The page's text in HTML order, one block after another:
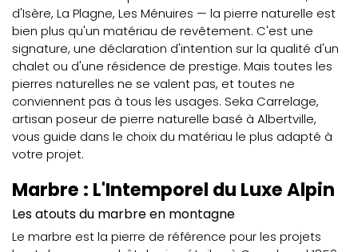
d'Isère, La Plagne, Les Ménuires — la pierre naturelle est
bien plus qu'un matériau de revêtement. C'est une
signature, une déclaration d'intention sur la qualité d'un
chalet ou d'une résidence de prestige. Mais toutes les
pierres naturelles ne se valent pas, et toutes ne
conviennent pas à tous les usages. Seka Carrelage,
artisan poseur de pierre naturelle basé à Albertville,
vous guide dans le choix du matériau le plus adapté à
votre projet.
Marbre : L'Intemporel du Luxe Alpin
Les atouts du marbre en montagne
Le marbre est la pierre de référence pour les projets